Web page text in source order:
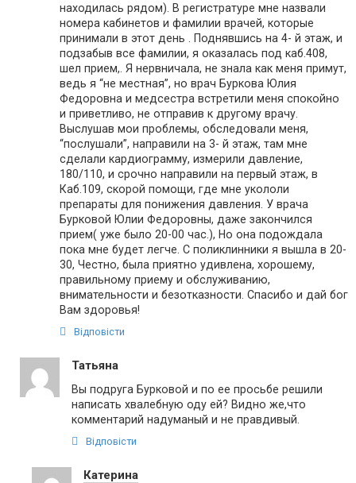
находилась рядом). В регистратуре мне назвали
номера кабинетов и фамилии врачей, которые
принимали в этот день . Поднявшись на 4- й этаж, и
подзабыв все фамилии, я оказалась под каб.408,
шел прием,. Я нервничала, не знала как меня примут,
ведь я “не местная”, но врач Буркова Юлия
Федоровна и медсестра встретили меня спокойно
и приветливо, не отправив к другому врачу.
Выслушав мои проблемы, обследовали меня,
“послушали”, направили на 3- й этаж, там мне
сделали кардиограмму, измерили давление,
180/110, и срочно направили на первый этаж, в
Каб.109, скорой помощи, где мне укололи
препараты для понижения давления. У врача
Бурковой Юлии Федоровны, даже закончился
прием( уже было 20-00 час.), Но она подождала
пока мне будет легче. С поликлинники я вышла в 20-
30, Честно, была приятно удивлена, хорошему,
правильному приему и обслуживанию,
внимательности и безотказности. Спасибо и дай бог
Вам здоровья!
Відповісти
Татьяна
Вы подруга Бурковой и по ее просьбе решили
написать хвалебную оду ей? Видно же,что
комментарий надуманый и не правдивый.
Відповісти
Катерина